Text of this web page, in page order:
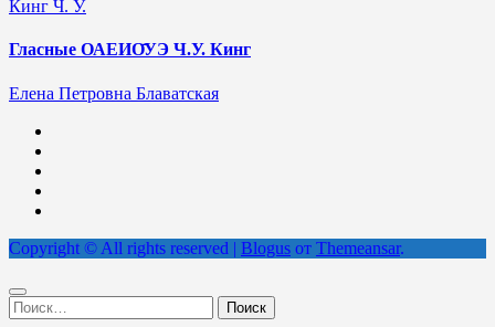
Кинг Ч. У.
Гласные ОАЕИО̄УЭ Ч.У. Кинг
Елена Петровна Блаватская
Copyright © All rights reserved | Blogus от Themeansar.
Найти: